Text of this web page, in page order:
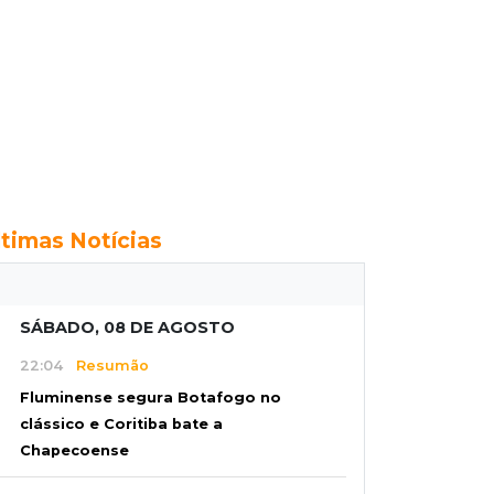
Notícias
SÁBADO, 08 DE AGOSTO
22:04 Resumão
Fluminense segura Botafogo no
clássico e Coritiba bate a
Chapecoense